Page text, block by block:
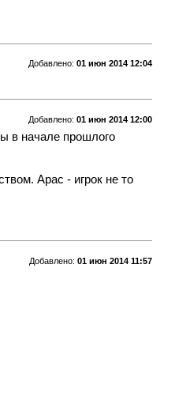
Добавлено: 01 июн 2014 12:04
Добавлено: 01 июн 2014 12:00
в начале прошлого
Арас - игрок не то
Добавлено: 01 июн 2014 11:57